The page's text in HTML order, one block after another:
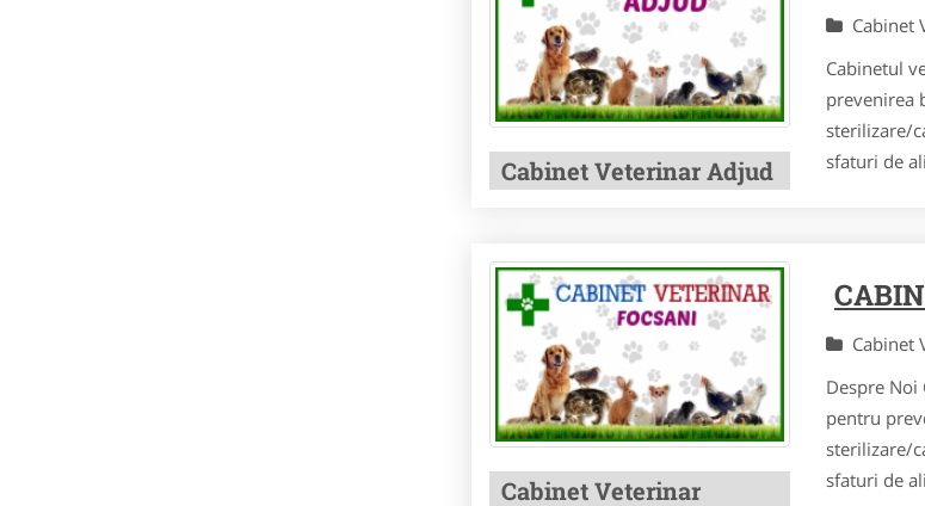
Cabinet Veterinar Adjud
Cabinet
Cabinetul
prevenirea
sterilizare/
sfaturi de
Cabinet Veterinar
Cabinet
Despre Noi
pentru
sterilizare/
sfaturi de